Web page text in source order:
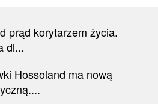
prąd korytarzem życia.
dl...
Hossoland ma nową